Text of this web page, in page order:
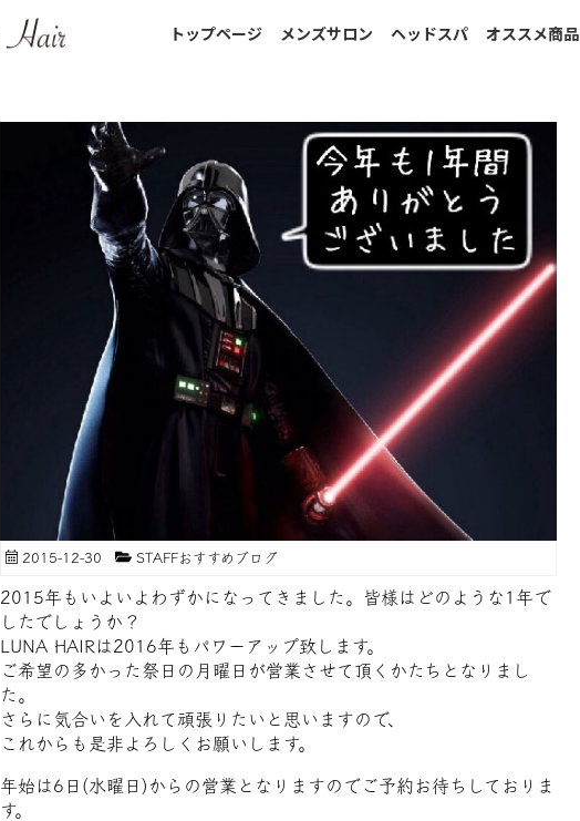
トップページ メンズサロン ヘッドスパ オススメ商品
2015-12-30 STAFFおすすめブログ
2015年もいよいよわずかになってきました。皆様はどのような1年で
したでしょうか？
LUNA HAIRは2016年もパワーアップ致します。
ご希望の多かった祭日の月曜日が営業させて頂くかたちとなりまし
た。
さらに気合いを入れて頑張りたいと思いますので、
これからも是非よろしくお願いします。
年始は6日(水曜日)からの営業となりますのでご予約お待ちしておりま
す。